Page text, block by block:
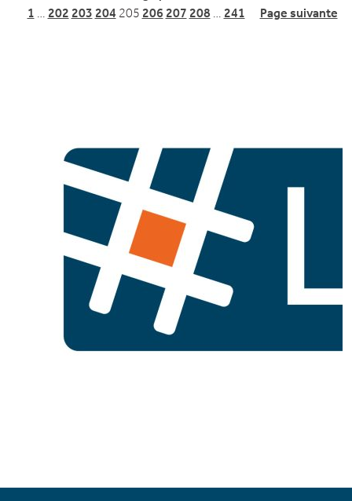
1
202 203 204 205 206 207 208 241 Page suivante